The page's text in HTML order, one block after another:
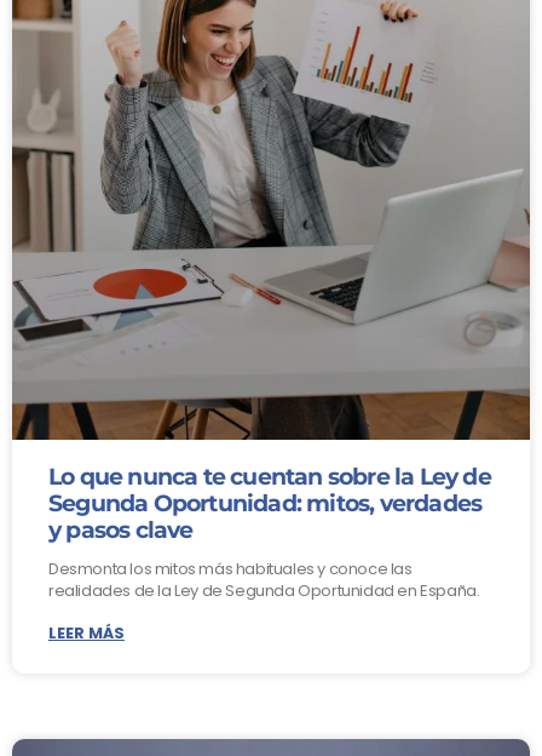
Lo que nunca te cuentan sobre la Ley de
Segunda Oportunidad: mitos, verdades
y pasos clave
Desmonta los mitos más habituales y conoce las
realidades de la Ley de Segunda Oportunidad en España.
LEER MÁS